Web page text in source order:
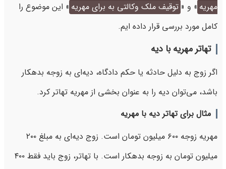
مهریه » و « توقیف ملک وکالتی به برای مهریه » این موضوع را
کامل مورد بررسی قرار داده ایم.
تهاتر مهریه با دیه
اگر زوج به دلیل حادثه یا حکم دادگاه، دیه‌ای به زوجه بدهکار
باشد، می‌توان دیه را به عنوان بخشی از مهریه تهاتر کرد.
مثال برای تهاتر دیه با مهریه
مهریه زوجه ۶۰۰ میلیون تومان است. زوج دیه‌ای به مبلغ ۲۰۰
میلیون تومان به زوجه بدهکار است. با تهاتر، زوج باید فقط ۴۰۰